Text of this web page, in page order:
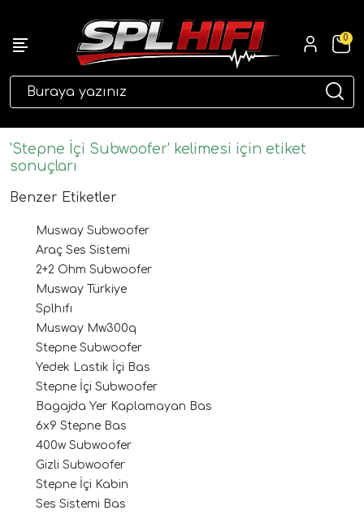
0
'Stepne İçi Subwoofer' kelimesi için etiket
sonuçları
Benzer Etiketler
Musway Subwoofer
Araç Ses Sistemi
2+2 Ohm Subwoofer
Musway Türkiye
Splhıfı
Musway Mw300q
Stepne Subwoofer
Yedek Lastik İçi Bas
Stepne İçi Subwoofer
Bagajda Yer Kaplamayan Bas
6x9 Stepne Bas
400w Subwoofer
Gizli Subwoofer
Stepne İçi Kabin
Ses Sistemi Bas